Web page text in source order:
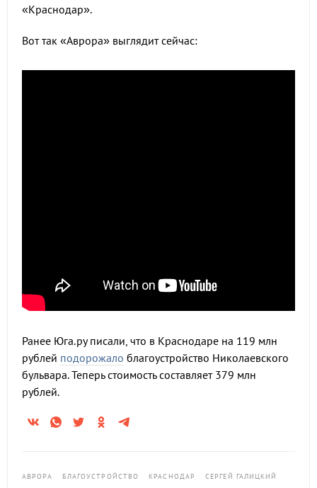
«Краснодар».
Вот так «Аврора» выглядит сейчас:
Ранее Юга.ру писали, что в Краснодаре на 119 млн
рублей подорожало благоустройство Николаевского
бульвара. Теперь стоимость составляет 379 млн
рублей.
АВРОРА БЛАГОУСТРОЙСТВО КРАСНОДАР СЕРГЕЙ ГАЛИЦКИЙ